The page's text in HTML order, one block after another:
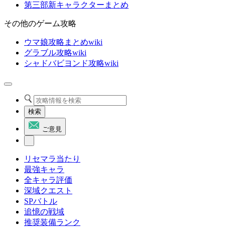
第三部新キャラクターまとめ
その他のゲーム攻略
ウマ娘攻略まとめwiki
グラブル攻略wiki
シャドバビヨンド攻略wiki
検索
ご意見
リセマラ当たり
最強キャラ
全キャラ評価
深域クエスト
SPバトル
追憶の戦域
推奨装備ランク